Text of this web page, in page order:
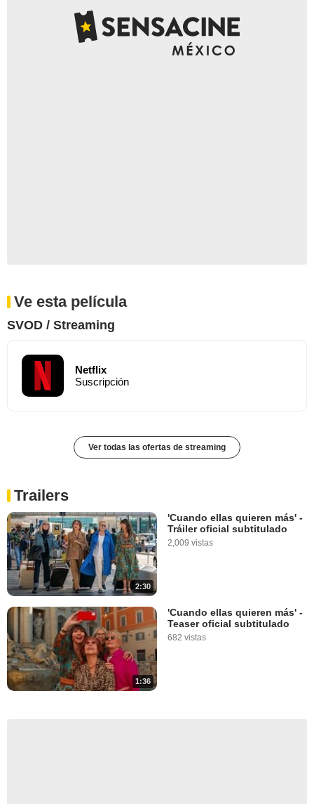
Ve esta película
SVOD / Streaming
Netflix
Suscripción
Ver todas las ofertas de streaming
Trailers
2:30
'Cuando ellas quieren más' -
Tráiler oficial subtitulado
2,009 vistas
1:36
'Cuando ellas quieren más' -
Teaser oficial subtitulado
682 vistas